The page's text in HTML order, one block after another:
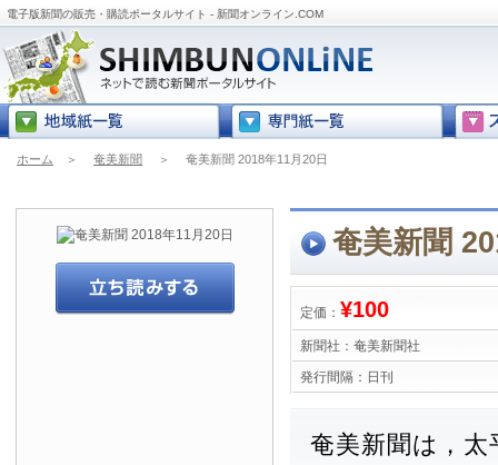
電子版新聞の販売・購読ポータルサイト - 新聞オンライン.COM
ホーム ＞ 奄美新聞 ＞ 奄美新聞 2018年11月20日
奄美新聞
定価： ¥100
新聞社： 奄美新聞社
発行間隔： 日刊
奄美新聞は，